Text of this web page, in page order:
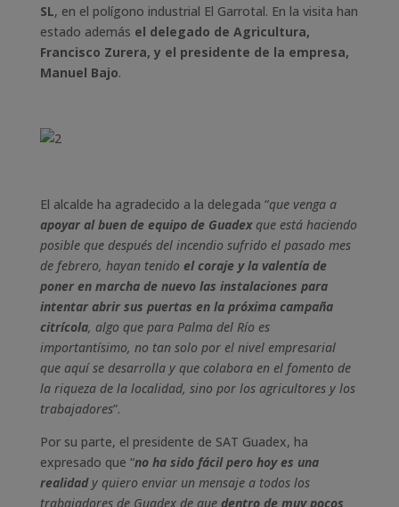
SL, en el polígono industrial El Garrotal. En la visita han
estado además el delegado de Agricultura,
Francisco Zurera, y el presidente de la empresa,
Manuel Bajo.
El alcalde ha agradecido a la delegada “que venga a
apoyar al buen de equipo de Guadexque está haciendo
posible que después del incendio sufrido el pasado mes
de febrero, hayan tenido el coraje y la valentía de
poner en marcha de nuevo las instalaciones para
intentar abrir sus puertas en la próxima campaña
citrícola, algo que para Palma del Río es
importantísimo, no tan solo por el nivel empresarial
que aquí se desarrolla y que colabora en el fomento de
la riqueza de la localidad, sino por los agricultores y los
trabajadores”.
Por su parte, el presidente de SAT Guadex, ha
expresado que “no ha sido fácil pero hoy es una
realidady quiero enviar un mensaje a todos los
trabajadores de Guadex de que dentro de muy pocos